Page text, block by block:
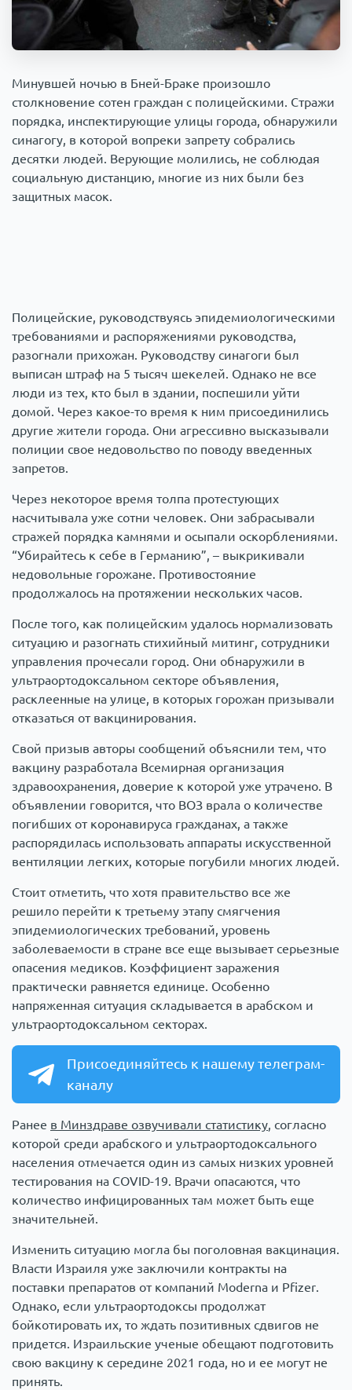
Происшествия 1000 мелочей
Минувшей ночью в Бней-Браке произошло
столкновение сотен граждан с полицейскими. Стражи
порядка, инспектирующие улицы города, обнаружили
синагогу, в которой вопреки запрету собрались
десятки людей. Верующие молились, не соблюдая
социальную дистанцию, многие из них были без
защитных масок.
Полицейские, руководствуясь эпидемиологическими
требованиями и распоряжениями руководства,
разогнали прихожан. Руководству синагоги был
выписан штраф на 5 тысяч шекелей. Однако не все
люди из тех, кто был в здании, поспешили уйти
домой. Через какое-то время к ним присоединились
другие жители города. Они агрессивно высказывали
полиции свое недовольство по поводу введенных
запретов.
Через некоторое время толпа протестующих
насчитывала уже сотни человек. Они забрасывали
стражей порядка камнями и осыпали оскорблениями.
“Убирайтесь к себе в Германию”, – выкрикивали
недовольные горожане. Противостояние
продолжалось на протяжении нескольких часов.
После того, как полицейским удалось нормализовать
ситуацию и разогнать стихийный митинг, сотрудники
управления прочесали город. Они обнаружили в
ультраортодоксальном секторе объявления,
расклеенные на улице, в которых горожан призывали
отказаться от вакцинирования.
Свой призыв авторы сообщений объяснили тем, что
вакцину разработала Всемирная организация
здравоохранения, доверие к которой уже утрачено. В
объявлении говорится, что ВОЗ врала о количестве
погибших от коронавируса гражданах, а также
распорядилась использовать аппараты искусственной
вентиляции легких, которые погубили многих людей.
Стоит отметить, что хотя правительство все же
решило перейти к третьему этапу смягчения
эпидемиологических требований, уровень
заболеваемости в стране все еще вызывает серьезные
опасения медиков. Коэффициент заражения
практически равняется единице. Особенно
напряженная ситуация складывается в арабском и
ультраортодоксальном секторах.
Присоединяйтесь к нашему телеграм-
каналу
Ранее в Минздраве озвучивали статистику, согласно
которой среди арабского и ультраортодоксального
населения отмечается один из самых низких уровней
тестирования на COVID-19. Врачи опасаются, что
количество инфицированных там может быть еще
значительней.
Изменить ситуацию могла бы поголовная вакцинация.
Власти Израиля уже заключили контракты на
поставки препаратов от компаний Moderna и Pfizer.
Однако, если ультраортодоксы продолжат
бойкотировать их, то ждать позитивных сдвигов не
придется. Израильские ученые обещают подготовить
свою вакцину к середине 2021 года, но и ее могут не
принять.